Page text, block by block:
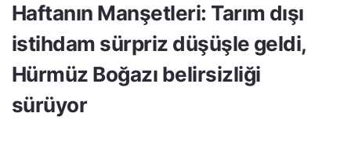
Haftanın Manşetleri: Tarım dışı
istihdam sürpriz düşüşle geldi,
Hürmüz Boğazı belirsizliği
sürüyor